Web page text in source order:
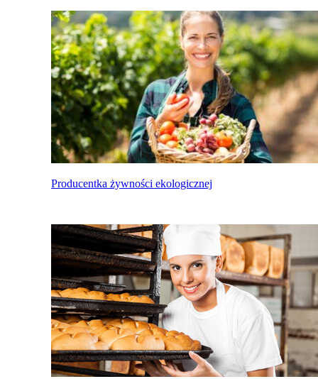
Producentka żywności ekologicznej